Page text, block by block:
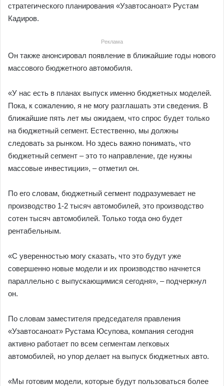
стратегического планирования «Узавтосаноат» Рустам
Кaдиров.
Реклама
Он также анонсировал появление в ближайшие годы нового
массового бюджетного автомобиля.
«У нас есть в планах выпуск именно бюджетных моделей.
Пока, к сожалению, я не могу разглашать эти сведения. В
ближайшие пять лет мы ожидаем, что спрос будет только
на бюджетный сегмент. Естественно, мы должны
следовать за рынком. Но здесь важно понимать, что
бюджетный сегмент – это то направление, где нужны
массовые инвестиции», – отметил он.
По его словам, бюджетный сегмент подразумевает не
производство 1-2 тысяч автомобилей, это производство
сотен тысяч автомобилей. Только тогда оно будет
рентабельным.
«С уверенностью могу сказать, что это будут уже
совершенно новые модели и их производство начнется
параллельно с выпускающимися сегодня», – подчеркнул
он.
По словам заместителя председателя правления
«Узавтосаноат» Рустама Юсупова, компания сегодня
активно работает по всем сегментам легковых
автомобилей, но упор делает на выпуск бюджетных авто.
«Мы готовим модели, которые будут пользоваться более